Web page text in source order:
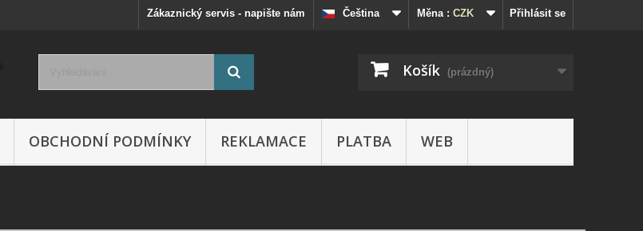
Přihlásit se
Měna : CZK
Čeština
Zákaznický servis - napište nám
Košík (prázdný)
OBCHODNÍ PODMÍNKY REKLAMACE PLATBA WEB